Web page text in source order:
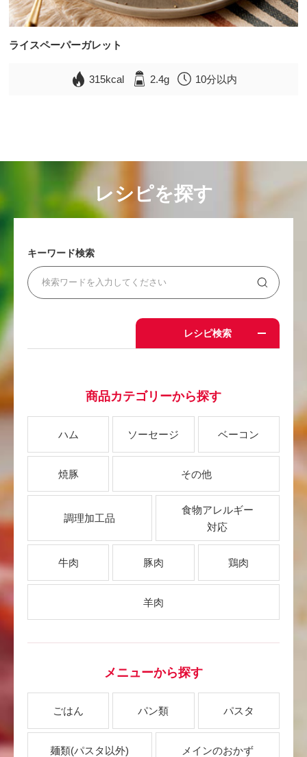
ライスペーパーガレット
315kcal 2.4g 10分以内
レシピを探す
キーワード検索
レシピ検索
商品カテゴリーから探す
ハム ソーセージ ベーコン
焼豚 その他
調理加工品
食物アレルギー
対応
牛肉 豚肉 鶏肉
羊肉
メニューから探す
ごはん パン類 パスタ
麺類(パスタ以外) メインのおかず